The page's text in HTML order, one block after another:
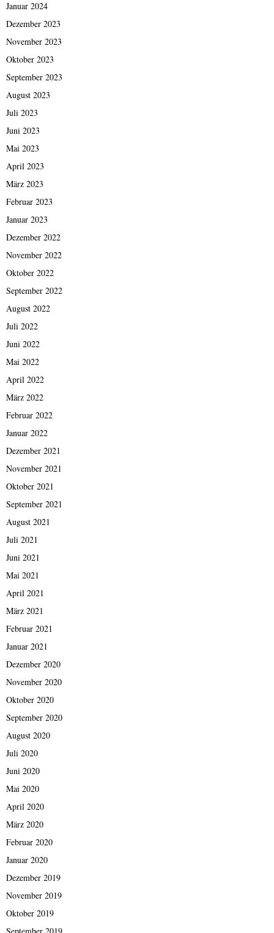
Januar 2024
Dezember 2023
November 2023
Oktober 2023
September 2023
August 2023
Juli 2023
Juni 2023
Mai 2023
April 2023
März 2023
Februar 2023
Januar 2023
Dezember 2022
November 2022
Oktober 2022
September 2022
August 2022
Juli 2022
Juni 2022
Mai 2022
April 2022
März 2022
Februar 2022
Januar 2022
Dezember 2021
November 2021
Oktober 2021
September 2021
August 2021
Juli 2021
Juni 2021
Mai 2021
April 2021
März 2021
Februar 2021
Januar 2021
Dezember 2020
November 2020
Oktober 2020
September 2020
August 2020
Juli 2020
Juni 2020
Mai 2020
April 2020
März 2020
Februar 2020
Januar 2020
Dezember 2019
November 2019
Oktober 2019